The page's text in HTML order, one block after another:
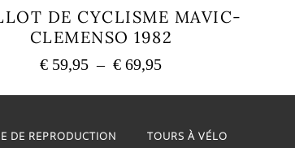
DE CYCLISME MAVIC-
CLEMENSO 1982
€ 59,95 – € 69,95Plage
prix :
à
plusieurs
DE REPRODUCTION TOURS À VÉLO